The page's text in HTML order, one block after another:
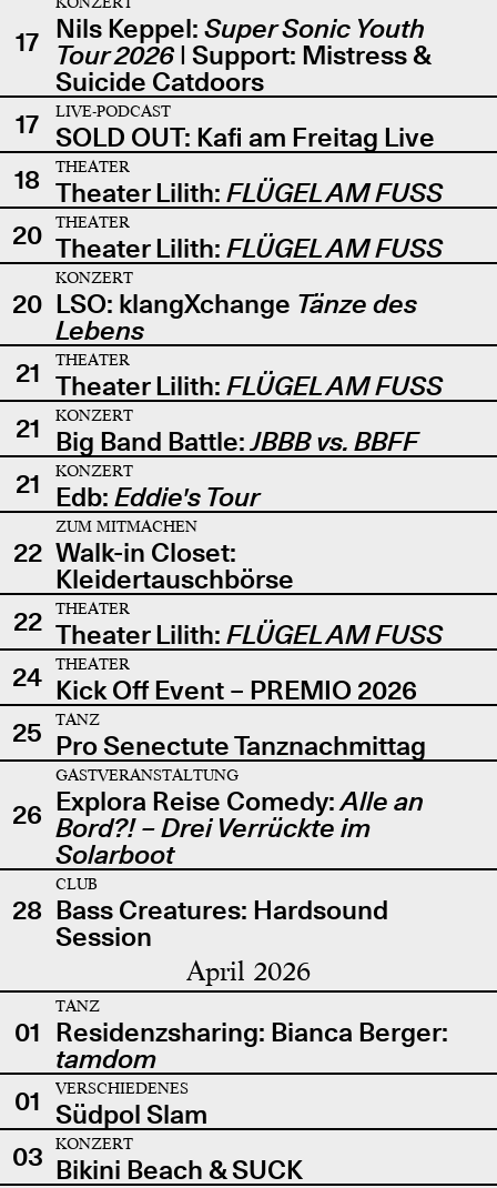
17 Nils Keppel: Super Sonic Youth
Tour 2026| Support: Mistress &
Suicide Catdoors
17
LIVE-PODCAST
SOLD OUT: Kafi am Freitag Live
18
THEATER
Theater Lilith: FLÜGEL AM FUSS
20
THEATER
Theater Lilith: FLÜGEL AM FUSS
20
KONZERT
LSO: klangXchange Tänze des
Lebens
21
THEATER
Theater Lilith: FLÜGEL AM FUSS
21
KONZERT
Big Band Battle:JBBB vs. BBFF
21
KONZERT
Edb: Eddie's Tour
22
ZUM MITMACHEN
Walk-in Closet:
Kleidertauschbörse
22
THEATER
Theater Lilith: FLÜGEL AM FUSS
24
THEATER
Kick Off Event – PREMIO 2026
25
TANZ
Pro Senectute Tanznachmittag
26
GASTVERANSTALTUNG
Explora Reise Comedy:Alle an
Bord?! – Drei Verrückte im
Solarboot
28
CLUB
Bass Creatures: Hardsound
Session
April 2026
01
TANZ
Residenzsharing: Bianca Berger:
tamdom
01
VERSCHIEDENES
Südpol Slam
03
KONZERT
Bikini Beach & SUCK